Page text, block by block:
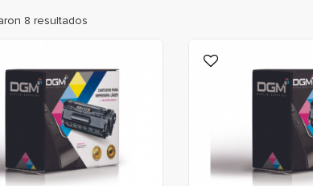
8 resultados